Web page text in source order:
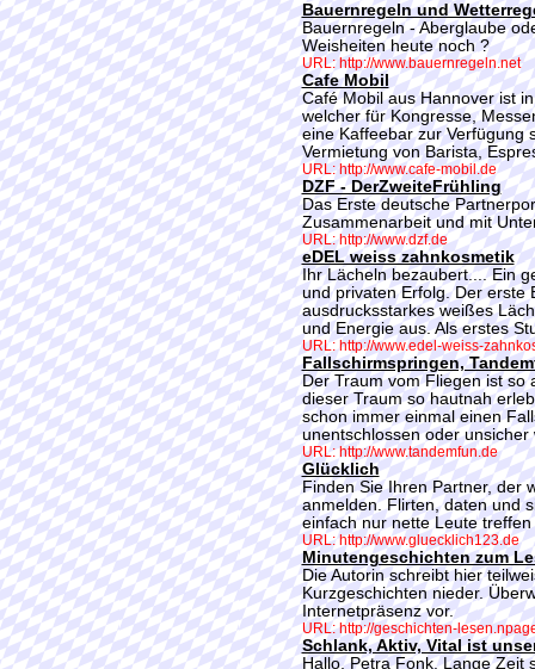
Bauernregeln und
Bauernregeln - Aberglaube
Weisheiten heute noch ?
URL: http://www.bauernregeln.net
Cafe Mobil
Café Mobil aus Hannover ist
welcher für Kongresse,
eine Kaffeebar zur Verfügung
Vermietung von Barista,
URL: http://www.cafe-mobil.de
DZF - DerZweiteFrühling
Das Erste deutsche
Zusammenarbeit und mit
URL: http://www.dzf.de
eDEL weiss zahnkosmetik
Ihr Lächeln bezaubert.... Ein
und privaten Erfolg. Der erste
ausdrucksstarkes weißes
und Energie aus. Als erstes
URL: http://www.edel-weiss-
Fallschirmspringen,
Der Traum vom Fliegen ist so
dieser Traum so hautnah
schon immer einmal einen
unentschlossen oder unsicher
URL: http://www.tandemfun.de
Glücklich
Finden Sie Ihren Partner, der
anmelden. Flirten, daten und
einfach nur nette Leute
URL: http://www.gluecklich123.de
Minutengeschichten zum
Die Autorin schreibt hier
Kurzgeschichten nieder.
Internetpräsenz vor.
URL: http://geschichten-
Schlank, Aktiv, Vital ist
Hallo, Petra Fonk. Lange Zeit